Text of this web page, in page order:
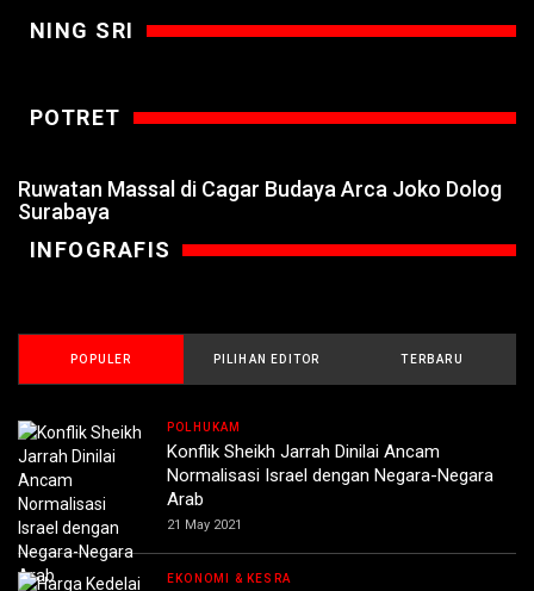
NING SRI
POTRET
Ruwatan Massal di Cagar Budaya Arca Joko Dolog
Surabaya
INFOGRAFIS
POPULER PILIHAN EDITOR TERBARU
POLHUKAM
Konflik Sheikh Jarrah Dinilai Ancam
Normalisasi Israel dengan Negara-Negara
Arab
21 May 2021
EKONOMI & KESRA